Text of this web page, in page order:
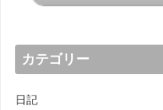
カテゴリー
日記